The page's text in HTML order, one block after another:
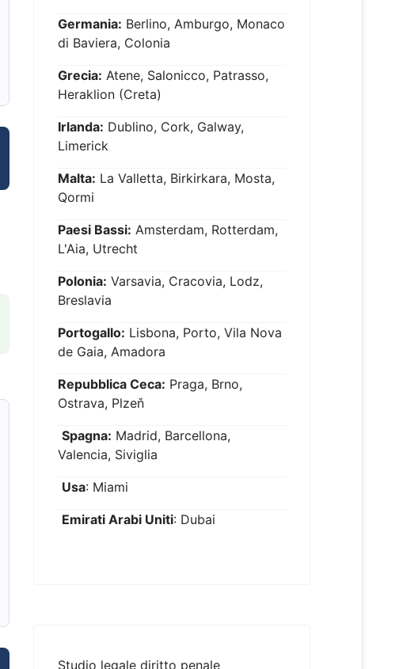
Germania: Berlino, Amburgo, Monaco
di Baviera, Colonia
Grecia: Atene, Salonicco, Patrasso,
Heraklion (Creta)
Irlanda: Dublino, Cork, Galway,
Limerick
Malta: La Valletta, Birkirkara, Mosta,
Qormi
Paesi Bassi: Amsterdam, Rotterdam,
L'Aia, Utrecht
Polonia: Varsavia, Cracovia, Lodz,
Breslavia
Portogallo: Lisbona, Porto, Vila Nova
de Gaia, Amadora
Repubblica Ceca: Praga, Brno,
Ostrava, Plzeň
Spagna: Madrid, Barcellona,
Valencia, Siviglia
Usa: Miami
Emirati Arabi Uniti: Dubai
Studio legale diritto penale